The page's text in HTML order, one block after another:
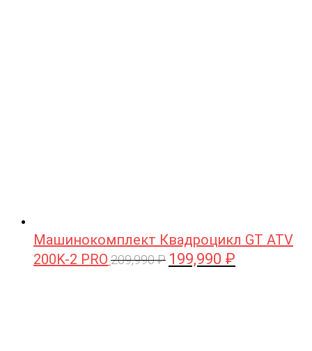
Машинокомплект Квадроцикл GT ATV
200K-2 PRO 209,990₽ Первоначальная
199,990 ₽